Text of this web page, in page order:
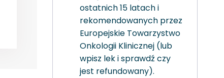
ostatnich 15 latach i
rekomendowanych przez
Europejskie Towarzystwo
Onkologii Klinicznej (lub
wpisz lek i sprawdź czy
jest refundowany).